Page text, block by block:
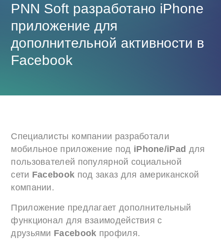
PNN Soft разработано iPhone
приложение для
дополнительной активности в
Facebook
Специалисты компании разработали
мобильное приложение под iPhone/iPad для
пользователей популярной социальной
сети Facebook под заказ для американской
компании.
Приложение предлагает дополнительный
функционал для взаимодействия с
друзьями Facebook профиля.